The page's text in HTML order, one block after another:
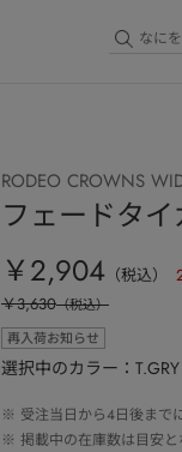
RODEO CROWNS
フェードタ
￥2,904 （税込）
￥3,630（税込）
再入荷お知らせ
選択中のカラー：T.GRY
※ 受注当日から4日後まで
※ 掲載中の在庫数は目安